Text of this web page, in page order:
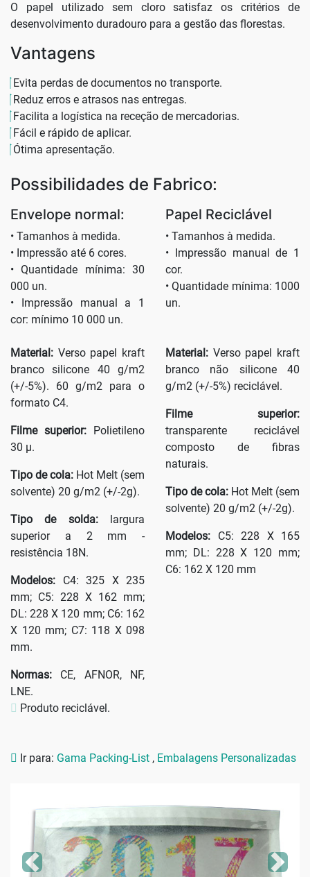
O papel utilizado sem cloro satisfaz os critérios de
desenvolvimento duradouro para a gestão das florestas.
Vantagens
Evita perdas de documentos no transporte.
Reduz erros e atrasos nas entregas.
Facilita a logística na receção de mercadorias.
Fácil e rápido de aplicar.
Ótima apresentação.
Possibilidades de Fabrico:
Envelope normal:
• Tamanhos à medida.
• Impressão até 6 cores.
• Quantidade mínima: 30
000 un.
• Impressão manual a 1
cor: mínimo 10 000 un.
Papel Reciclável
• Tamanhos à medida.
• Impressão manual de 1
cor.
• Quantidade mínima: 1000
un.
Material: Verso papel kraft
branco silicone 40 g/m2
(+/-5%). 60 g/m2 para o
formato C4.
Filme superior: Polietileno
30 µ.
Tipo de cola: Hot Melt (sem
solvente) 20 g/m2 (+/-2g).
Tipo de solda:largura
superior a 2 mm -
resistência 18N.
Modelos: C4: 325 X 235
mm; C5: 228 X 162 mm;
DL: 228 X 120 mm; C6: 162
X 120 mm; C7: 118 X 098
mm.
Normas: CE, AFNOR, NF,
LNE.
Produto reciclável.
Material: Verso papel kraft
branco não silicone 40
g/m2 (+/-5%) reciclável.
Filme superior:
transparente reciclável
composto de fibras
naturais.
Tipo de cola: Hot Melt (sem
solvente) 20 g/m2 (+/-2g).
Modelos: C5: 228 X 165
mm; DL: 228 X 120 mm;
C6: 162 X 120 mm
Ir para: Gama Packing-List , Embalagens Personalizadas